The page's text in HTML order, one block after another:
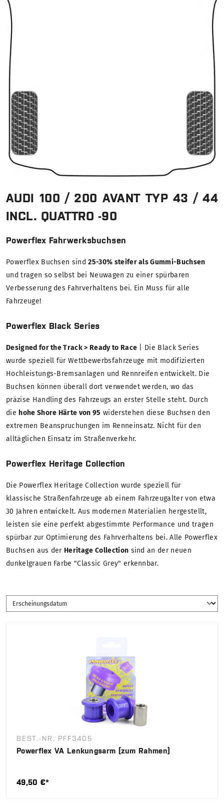
AUDI 100 / 200 AVANT TYP 43 / 44
INCL. QUATTRO -90
Powerflex Fahrwerksbuchsen
Powerflex Buchsen sind25-30% steifer als Gummi-Buchsen
und tragen so selbst bei Neuwagen zu einer spürbaren
Verbesserung des Fahrverhaltens bei. Ein Muss für alle
Fahrzeuge!
Powerflex Black Series
Designed for the Track > Ready to Race | Die Black Series
wurde speziell für Wettbewerbsfahrzeuge mit modifizierten
Hochleistungs-Bremsanlagen und Rennreifen entwickelt. Die
Buchsen können überall dort verwendet werden, wo das
präzise Handling des Fahrzeugs an erster Stelle steht. Durch
die hohe Shore Härte von 95 widerstehen diese Buchsen den
extremen Beanspruchungen im Renneinsatz. Nicht für den
alltäglichen Einsatz im Straßenverkehr.
Powerflex Heritage Collection
Die Powerflex Heritage Collection wurde speziell für
klassische Straßenfahrzeuge ab einem Fahrzeugalter von etwa
30 Jahren entwickelt. Aus modernen Materialien hergestellt,
leisten sie eine perfekt abgestimmte Performance und tragen
spürbar zur Optimierung des Fahrverhaltens bei. Alle Powerflex
Buchsen aus der Heritage Collection sind an der neuen
dunkelgrauen Farbe "Classic Grey" erkennbar.
BEST.-NR. PFF3405
Powerflex VA Lenkungsarm (zum Rahmen)
49,50 €*